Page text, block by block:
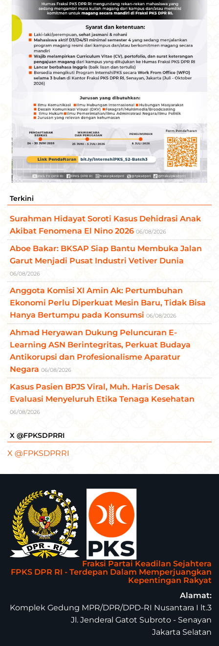
Terkini
Surahman Hidayat Soroti Kasus Dehidrasi Anak
Akibat Fenomena El Nino 2026 06/08/2026
Aboe Bakar: BKSAP Siap Bantu Membuka Jalan
Garut Menjadi Pusat Industri Vetiver Dunia
06/08/2026
Anggota Komisi XI Amin Ak: Pertumbuhan
Ekonomi Perlu Diperkuat Mesin Baru, Tidak Bisa
Hanya Bertumpu pada Konsumsi 06/08/2026
Ahmad Heryawan Dukung Peluncuran E-
Learning ASN Berintegritas, Perkuat Budaya
Antikorupsi dan Profesionalisme Aparatur
Negara 06/08/2026
Kasus Pasien BPJS Viral, Muh. Haris Desak
Evaluasi Menyeluruh Etika Tenaga Kesehatan
06/08/2026
X @FPKSDPRRI
X @FPKSDPRRI
Fraksi Partai Keadilan Sejahtera
FPKS DPR RI - Terdepan Dalam Memperjuangkan
Kepentingan Rakyat
Alamat:
Komplek Gedung MPR/DPR/DPD-RI Nusantara I lt.3
Jl. Jenderal Gatot Subroto - Senayan
Jakarta Selatan